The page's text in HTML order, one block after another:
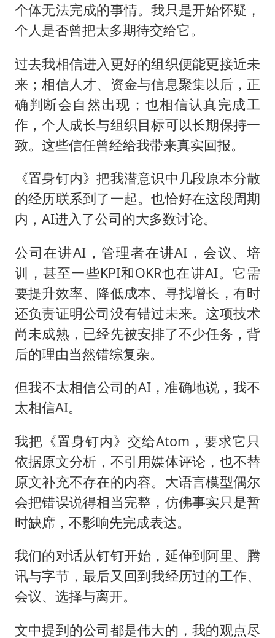
个体无法完成的事情。我只是开始怀疑，
个人是否曾把太多期待交给它。
过去我相信进入更好的组织便能更接近未
来；相信人才、资金与信息聚集以后，正
确判断会自然出现；也相信认真完成工
作，个人成长与组织目标可以长期保持一
致。这些信任曾经给我带来真实回报。
《置身钉内》把我潜意识中几段原本分散
的经历联系到了一起。也恰好在这段周期
内，AI进入了公司的大多数讨论。
公司在讲AI，管理者在讲AI，会议、培
训，甚至一些KPI和OKR也在讲AI。它需
要提升效率、降低成本、寻找增长，有时
还负责证明公司没有错过未来。这项技术
尚未成熟，已经先被安排了不少任务，背
后的理由当然错综复杂。
但我不太相信公司的AI，准确地说，我不
太相信AI。
我把《置身钉内》交给Atom，要求它只
依据原文分析，不引用媒体评论，也不替
原文补充不存在的内容。大语言模型偶尔
会把错误说得相当完整，仿佛事实只是暂
时缺席，不影响先完成表达。
我们的对话从钉钉开始，延伸到阿里、腾
讯与字节，最后又回到我经历过的工作、
会议、选择与离开。
文中提到的公司都是伟大的，我的观点尽